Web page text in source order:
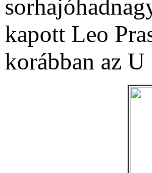
kapott Leo
korábban az